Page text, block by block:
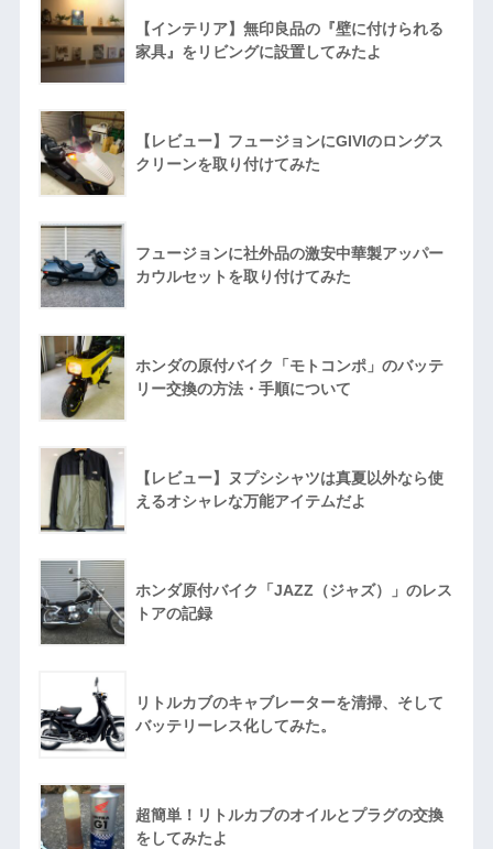
【インテリア】無印良品の『壁に付けられる
家具』をリビングに設置してみたよ
【レビュー】フュージョンにGIVIのロングス
クリーンを取り付けてみた
フュージョンに社外品の激安中華製アッパー
カウルセットを取り付けてみた
ホンダの原付バイク「モトコンポ」のバッテ
リー交換の方法・手順について
【レビュー】ヌプシシャツは真夏以外なら使
えるオシャレな万能アイテムだよ
ホンダ原付バイク「JAZZ（ジャズ）」のレス
トアの記録
リトルカブのキャブレーターを清掃、そして
バッテリーレス化してみた。
超簡単！リトルカブのオイルとプラグの交換
をしてみたよ